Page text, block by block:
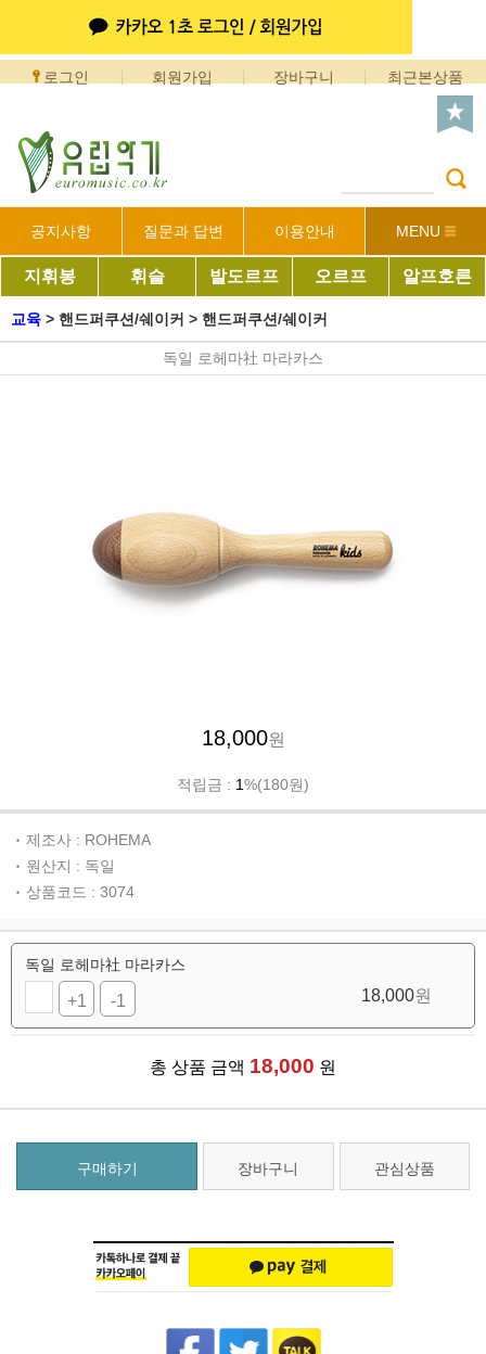
로그인 회원가입 장바구니 최근본상품
공지사항 질문과 답변 이용안내 MENU
지휘봉 휘슬 발도르프 오르프 알프호른
교육 > 핸드퍼쿠션/쉐이커 > 핸드퍼쿠션/쉐이커
독일 로헤마社 마라카스
18,000원
적립금 : 1%(180원)
제조사 : ROHEMA
원산지 : 독일
상품코드 : 3074
독일 로헤마社 마라카스
+1 -1 18,000원
총 상품 금액 18,000 원
구매하기 장바구니 관심상품